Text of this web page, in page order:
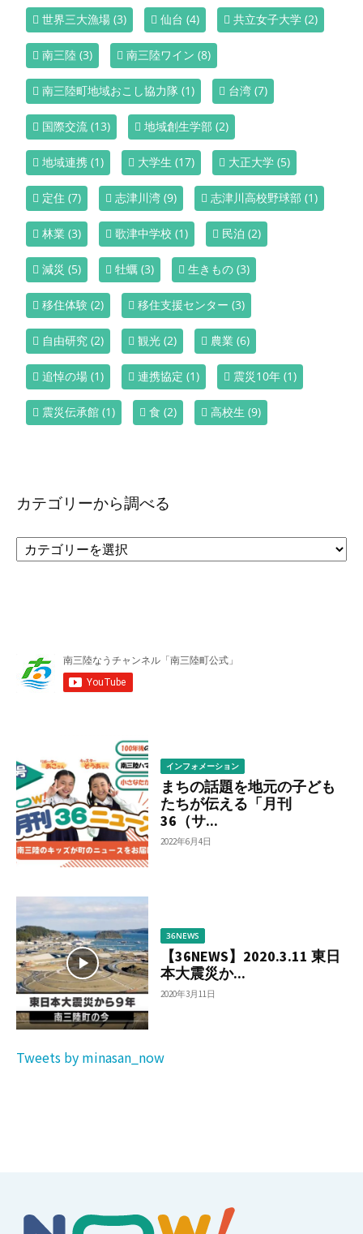
世界三大漁場 (3) 仙台 (4) 共立女子大学 (2)
南三陸 (3) 南三陸ワイン (8)
南三陸町地域おこし協力隊 (1) 台湾 (7)
国際交流 (13) 地域創生学部 (2)
地域連携 (1) 大学生 (17) 大正大学 (5)
定住 (7) 志津川湾 (9) 志津川高校野球部 (1)
林業 (3) 歌津中学校 (1) 民泊 (2)
減災 (5) 牡蠣 (3) 生きもの (3)
移住体験 (2) 移住支援センター (3)
自由研究 (2) 観光 (2) 農業 (6)
追悼の場 (1) 連携協定 (1) 震災10年 (1)
震災伝承館 (1) 食 (2) 高校生 (9)
カテゴリーから調べる
カ
テ
ら
調
インフォメーション
まちの話題を地元の子ども
たちが伝える「月刊
36（サ...
2022年6月4日
36NEWS
【36NEWS】2020.3.11 東日
本大震災か...
2020年3月11日
Tweets by minasan_now